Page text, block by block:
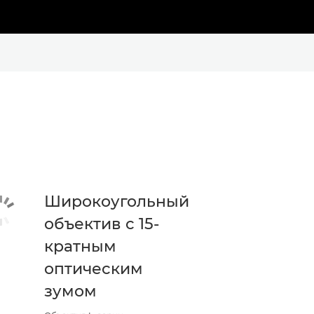
Широкоугольный
объектив с 15-
кратным
оптическим
зумом